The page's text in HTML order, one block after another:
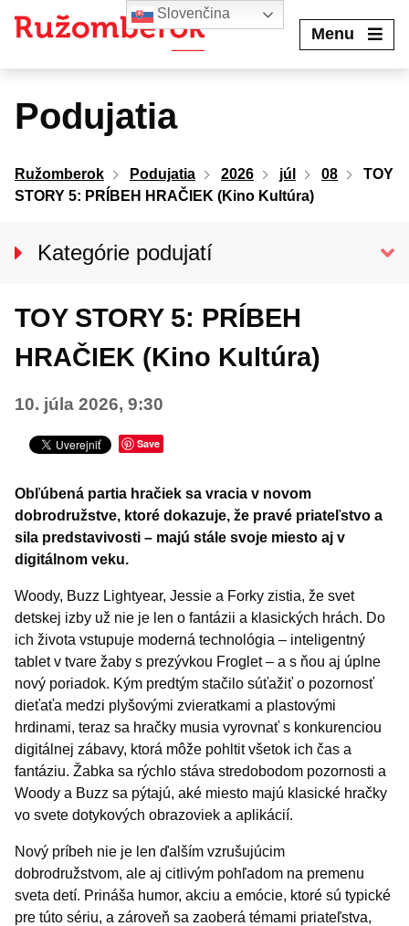
Menu
Podujatia
Ružomberok Podujatia 2026 júl 08
TOY
STORY 5: PRÍBEH HRAČIEK (Kino Kultúra)
Kategórie podujatí
KINO KULTÚRA
Divadlo
Šport
Turistika
Iné podujatia
TOY STORY 5: PRÍBEH
HRAČIEK (Kino Kultúra)
10. júla 2026, 9:30
Save
Obľúbená partia hračiek sa vracia v novom
dobrodružstve, ktoré dokazuje, že pravé priateľstvo a
sila predstavivosti – majú stále svoje miesto aj v
digitálnom veku.
Woody, Buzz Lightyear, Jessie a Forky zistia, že svet
detskej izby už nie je len o fantázii a klasických hrách. Do
ich života vstupuje moderná technológia – inteligentný
tablet v tvare žaby s prezývkou Froglet – a s ňou aj úplne
nový poriadok. Kým predtým stačilo súťažiť o pozornosť
dieťaťa medzi plyšovými zvieratkami a plastovými
hrdinami, teraz sa hračky musia vyrovnať s konkurenciou
digitálnej zábavy, ktorá môže pohltit všetok ich čas a
fantáziu. Žabka sa rýchlo stáva stredobodom pozornosti a
Woody a Buzz sa pýtajú, aké miesto majú klasické hračky
vo svete dotykových obrazoviek a aplikácií.
Nový príbeh nie je len ďalším vzrušujúcim
dobrodružstvom, ale aj citlivým pohľadom na premenu
sveta detí. Prináša humor, akciu a emócie, ktoré sú typické
pre túto sériu, a zároveň sa zaoberá témami priateľstva,
Slovenčina